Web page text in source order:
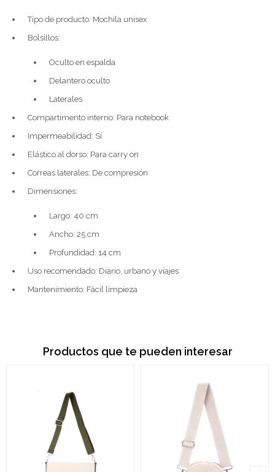
Tipo de producto: Mochila unisex
Bolsillos:
Oculto en espalda
Delantero oculto
Laterales
Compartimento interno: Para notebook
Impermeabilidad: Sí
Elástico al dorso: Para carry on
Correas laterales: De compresión
Dimensiones:
Largo: 40 cm
Ancho: 25 cm
Profundidad: 14 cm
Uso recomendado: Diario, urbano y viajes
Mantenimiento: Fácil limpieza
Productos que te pueden interesar